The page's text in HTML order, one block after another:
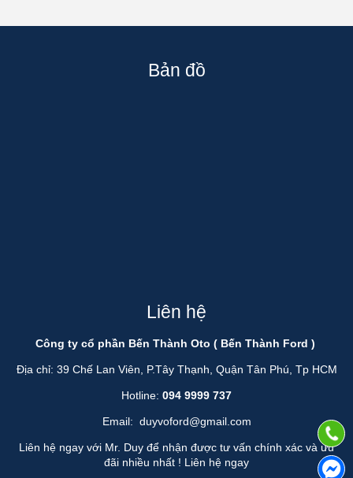
Bản đồ
Liên hệ
Công ty cổ phần Bến Thành Oto ( Bến Thành Ford )
Địa chỉ: 39 Chế Lan Viên, P.Tây Thạnh, Quận Tân Phú, Tp HCM
Hotline: 094 9999 737
Email: duyvoford@gmail.com
Liên hệ ngay với Mr. Duy để nhận được tư vấn chính xác và ưu
đãi nhiều nhất ! Liên hệ ngay